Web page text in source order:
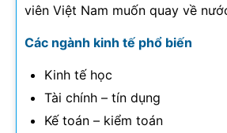
viên Việt Nam muốn quay về
Các ngành kinh tế phổ biến
Kinh tế học
Tài chính – tín dụng
Kế toán – kiểm toán